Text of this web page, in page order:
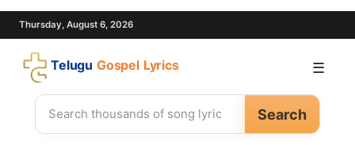
Thursday, August 6, 2026
Telugu Gospel Lyrics
Search
☰